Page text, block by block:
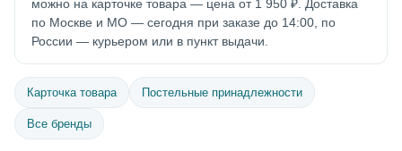
можно на карточке товара — цена от 1 950 ₽. Доставка
по Москве и МО — сегодня при заказе до 14:00, по
России — курьером или в пункт выдачи.
Карточка товара Постельные принадлежности
Все бренды